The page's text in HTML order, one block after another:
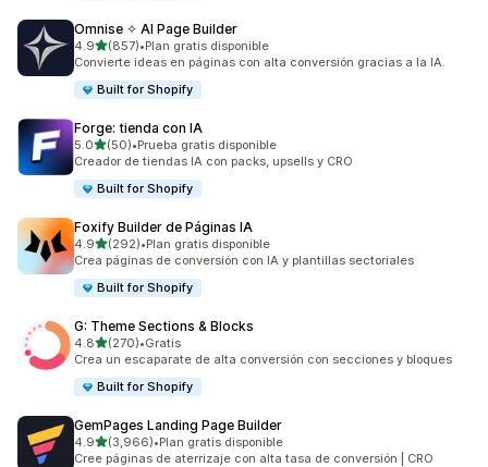
Omnise ✧ AI Page Builder
4.9de 5 estrellas
(857)
857 reseñas en total
•Plan gratis disponible
Convierte ideas en páginas con alta conversión gracias a la IA.
Built for Shopify
Forge: tienda con IA
5.0de 5 estrellas
(50)
50 reseñas en total
•Prueba gratis disponible
Creador de tiendas IA con packs, upsells y CRO
Built for Shopify
Foxify Builder de Páginas IA
4.9de 5 estrellas
(292)
292 reseñas en total
•Plan gratis disponible
Crea páginas de conversión con IA y plantillas sectoriales
Built for Shopify
G: Theme Sections & Blocks
4.8de 5 estrellas
(270)
270 reseñas en total
•Gratis
Crea un escaparate de alta conversión con secciones y bloques
Built for Shopify
GemPages Landing Page Builder
4.9de 5 estrellas
(3,966)
3966 reseñas en total
•Plan gratis disponible
Cree páginas de aterrizaje con alta tasa de conversión | CRO